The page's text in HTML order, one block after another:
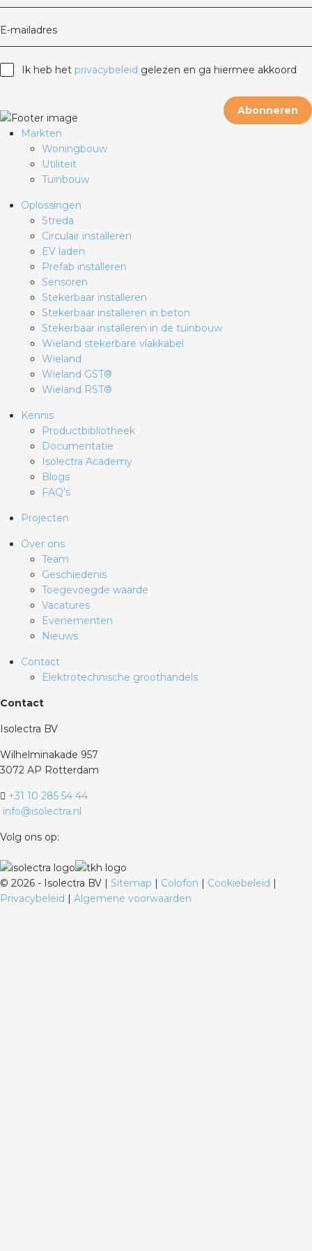
E-mailadres
Ik heb het privacybeleid gelezen en ga hiermee akkoord
Abonneren
Markten
Woningbouw
Utiliteit
Tuinbouw
Oplossingen
Streda
Circulair installeren
EV laden
Prefab installeren
Sensoren
Stekerbaar installeren
Stekerbaar installeren in beton
Stekerbaar installeren in de tuinbouw
Wieland stekerbare vlakkabel
Wieland
Wieland GST®
Wieland RST®
Kennis
Productbibliotheek
Documentatie
Isolectra Academy
Blogs
FAQ's
Projecten
Over ons
Team
Geschiedenis
Toegevoegde waarde
Vacatures
Evenementen
Nieuws
Contact
Elektrotechnische groothandels
Contact
Isolectra BV
Wilhelminakade 957
3072 AP Rotterdam
+31 10 285 54 44
info@isolectra.nl
Volg ons op:
© 2026 - Isolectra BV | Sitemap | Colofon | Cookiebeleid |
Privacybeleid | Algemene voorwaarden